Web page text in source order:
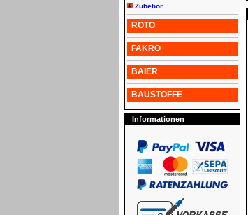
Zubehör
ROTO
FAKRO
BAIER
BAUSTOFFE
Informationen